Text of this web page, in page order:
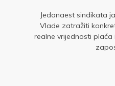
Jedanaest sindikata
Vlade zatražiti
realne vrijednosti